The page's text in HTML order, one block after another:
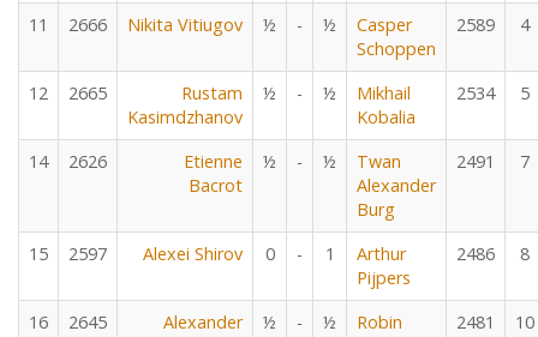
11 2666 Nikita Vitiugov ½ - ½
Casper
Schoppen
2589 4
12 2665
Rustam
Kasimdzhanov
½ - ½
Mikhail
Kobalia
2534 5
14 2626
Etienne
Bacrot
½ - ½
Twan
Alexander
Burg
2491 7
15 2597 Alexei Shirov 0 - 1
Arthur
Pijpers
2486 8
16 2645
Alexander
½ - ½
Robin
2481 10